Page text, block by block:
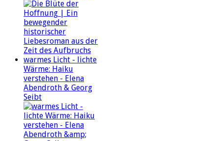
warmes Licht - lichte
Wärme: Haiku
verstehen - Elena
Abendroth & Georg
Seibt